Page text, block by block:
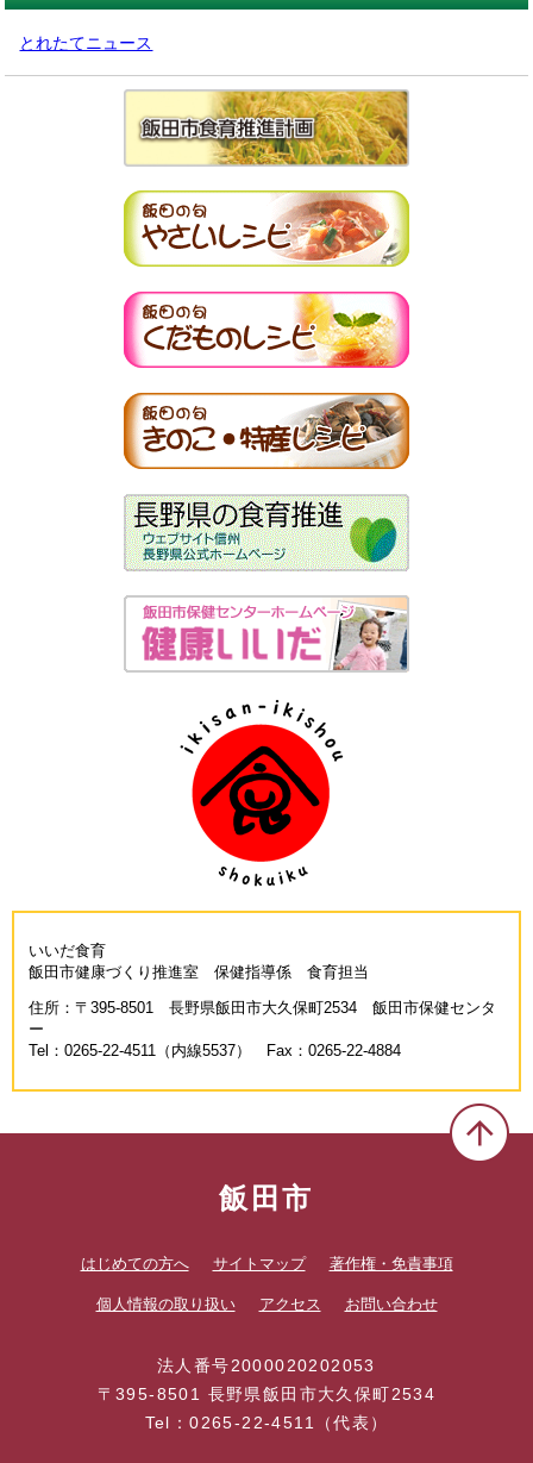
とれたてニュース
いいだ食育
飯田市健康づくり推進室 保健指導係 食育担当
住所：〒395-8501 長野県飯田市大久保町2534 飯田市保健センタ
ー
Tel：0265-22-4511（内線5537） Fax：0265-22-4884
飯田市
はじめての方へ サイトマップ 著作権・免責事項
個人情報の取り扱い アクセス お問い合わせ
法人番号2000020202053
〒395-8501 長野県飯田市大久保町2534
Tel：0265-22-4511（代表）